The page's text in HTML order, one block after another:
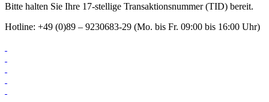
Bitte halten Sie Ihre 17-stellige Transaktionsnummer (TID) bereit.
Hotline: +49 (0)89 – 9230683-29 (Mo. bis Fr. 09:00 bis 16:00 Uhr)